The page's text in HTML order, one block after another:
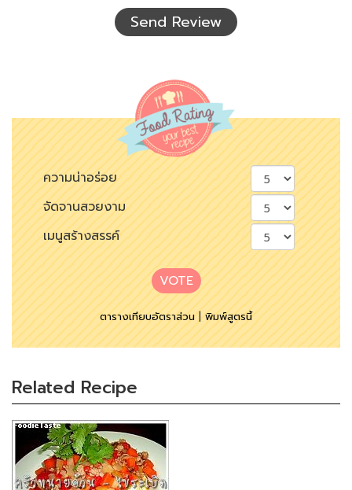
Send Review
ความน่าอร่อย
จัดจานสวยงาม
เมนูสร้างสรรค์
VOTE
ตารางเทียบอัตราส่วน|พิมพ์สูตรนี้
Related Recipe